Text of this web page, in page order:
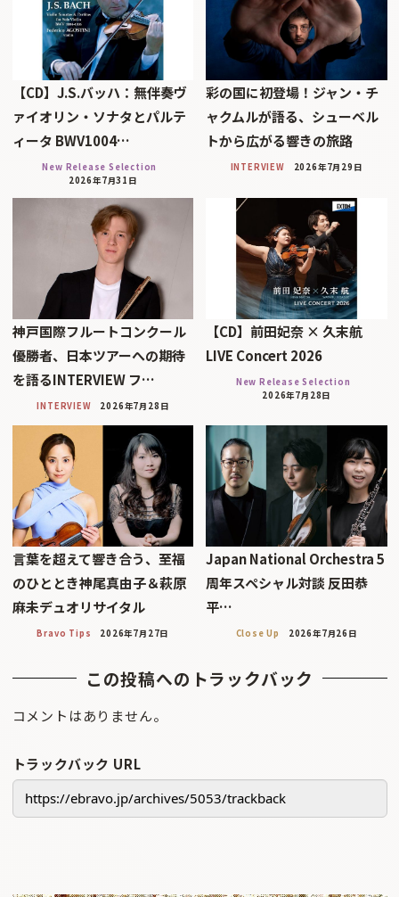
【CD】J.S.バッハ：無伴奏ヴ
ァイオリン・ソナタとパルテ
ィータ BWV1004…
New Release Selection
2026年7月31日
彩の国に初登場！ジャン・チ
ャクムルが語る、シューベル
トから広がる響きの旅路
INTERVIEW 2026年7月29日
神戸国際フルートコンクール
優勝者、日本ツアーへの期待
を語るINTERVIEW フ…
INTERVIEW 2026年7月28日
【CD】前田妃奈 × 久末航
LIVE Concert 2026
New Release Selection
2026年7月28日
言葉を超えて響き合う、至福
のひととき神尾真由子＆萩原
麻未デュオリサイタル
Bravo Tips 2026年7月27日
Japan National Orchestra 5
周年スペシャル対談 反田恭
平…
Close Up 2026年7月26日
この投稿へのトラックバック
コメントはありません。
トラックバック URL